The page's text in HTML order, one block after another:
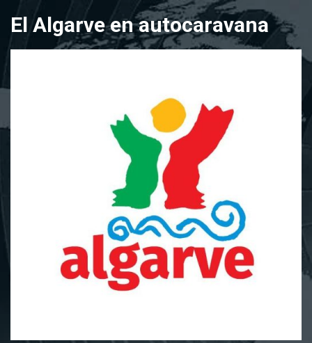
contenido
El Algarve en autocaravana